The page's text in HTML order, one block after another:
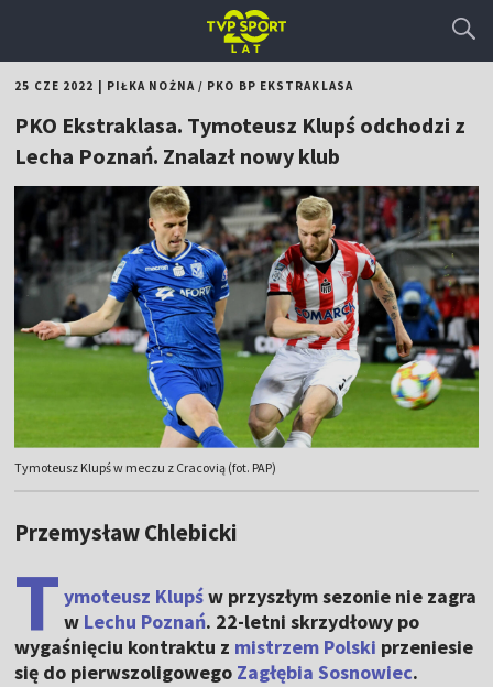
25 CZE 2022 PIŁKA NOŻNA/ PKO BP EKSTRAKLASA
PKO Ekstraklasa. Tymoteusz Klupś odchodzi z
Lecha Poznań. Znalazł nowy klub
Tymoteusz Klupś w meczu z Cracovią (fot. PAP)
Przemysław Chlebicki
T ymoteusz Klupśw przyszłym sezonie nie zagra
w Lechu Poznań. 22-letni skrzydłowy po
wygaśnięciu kontraktu z mistrzem Polski przeniesie
się do pierwszoligowego Zagłębia Sosnowiec.